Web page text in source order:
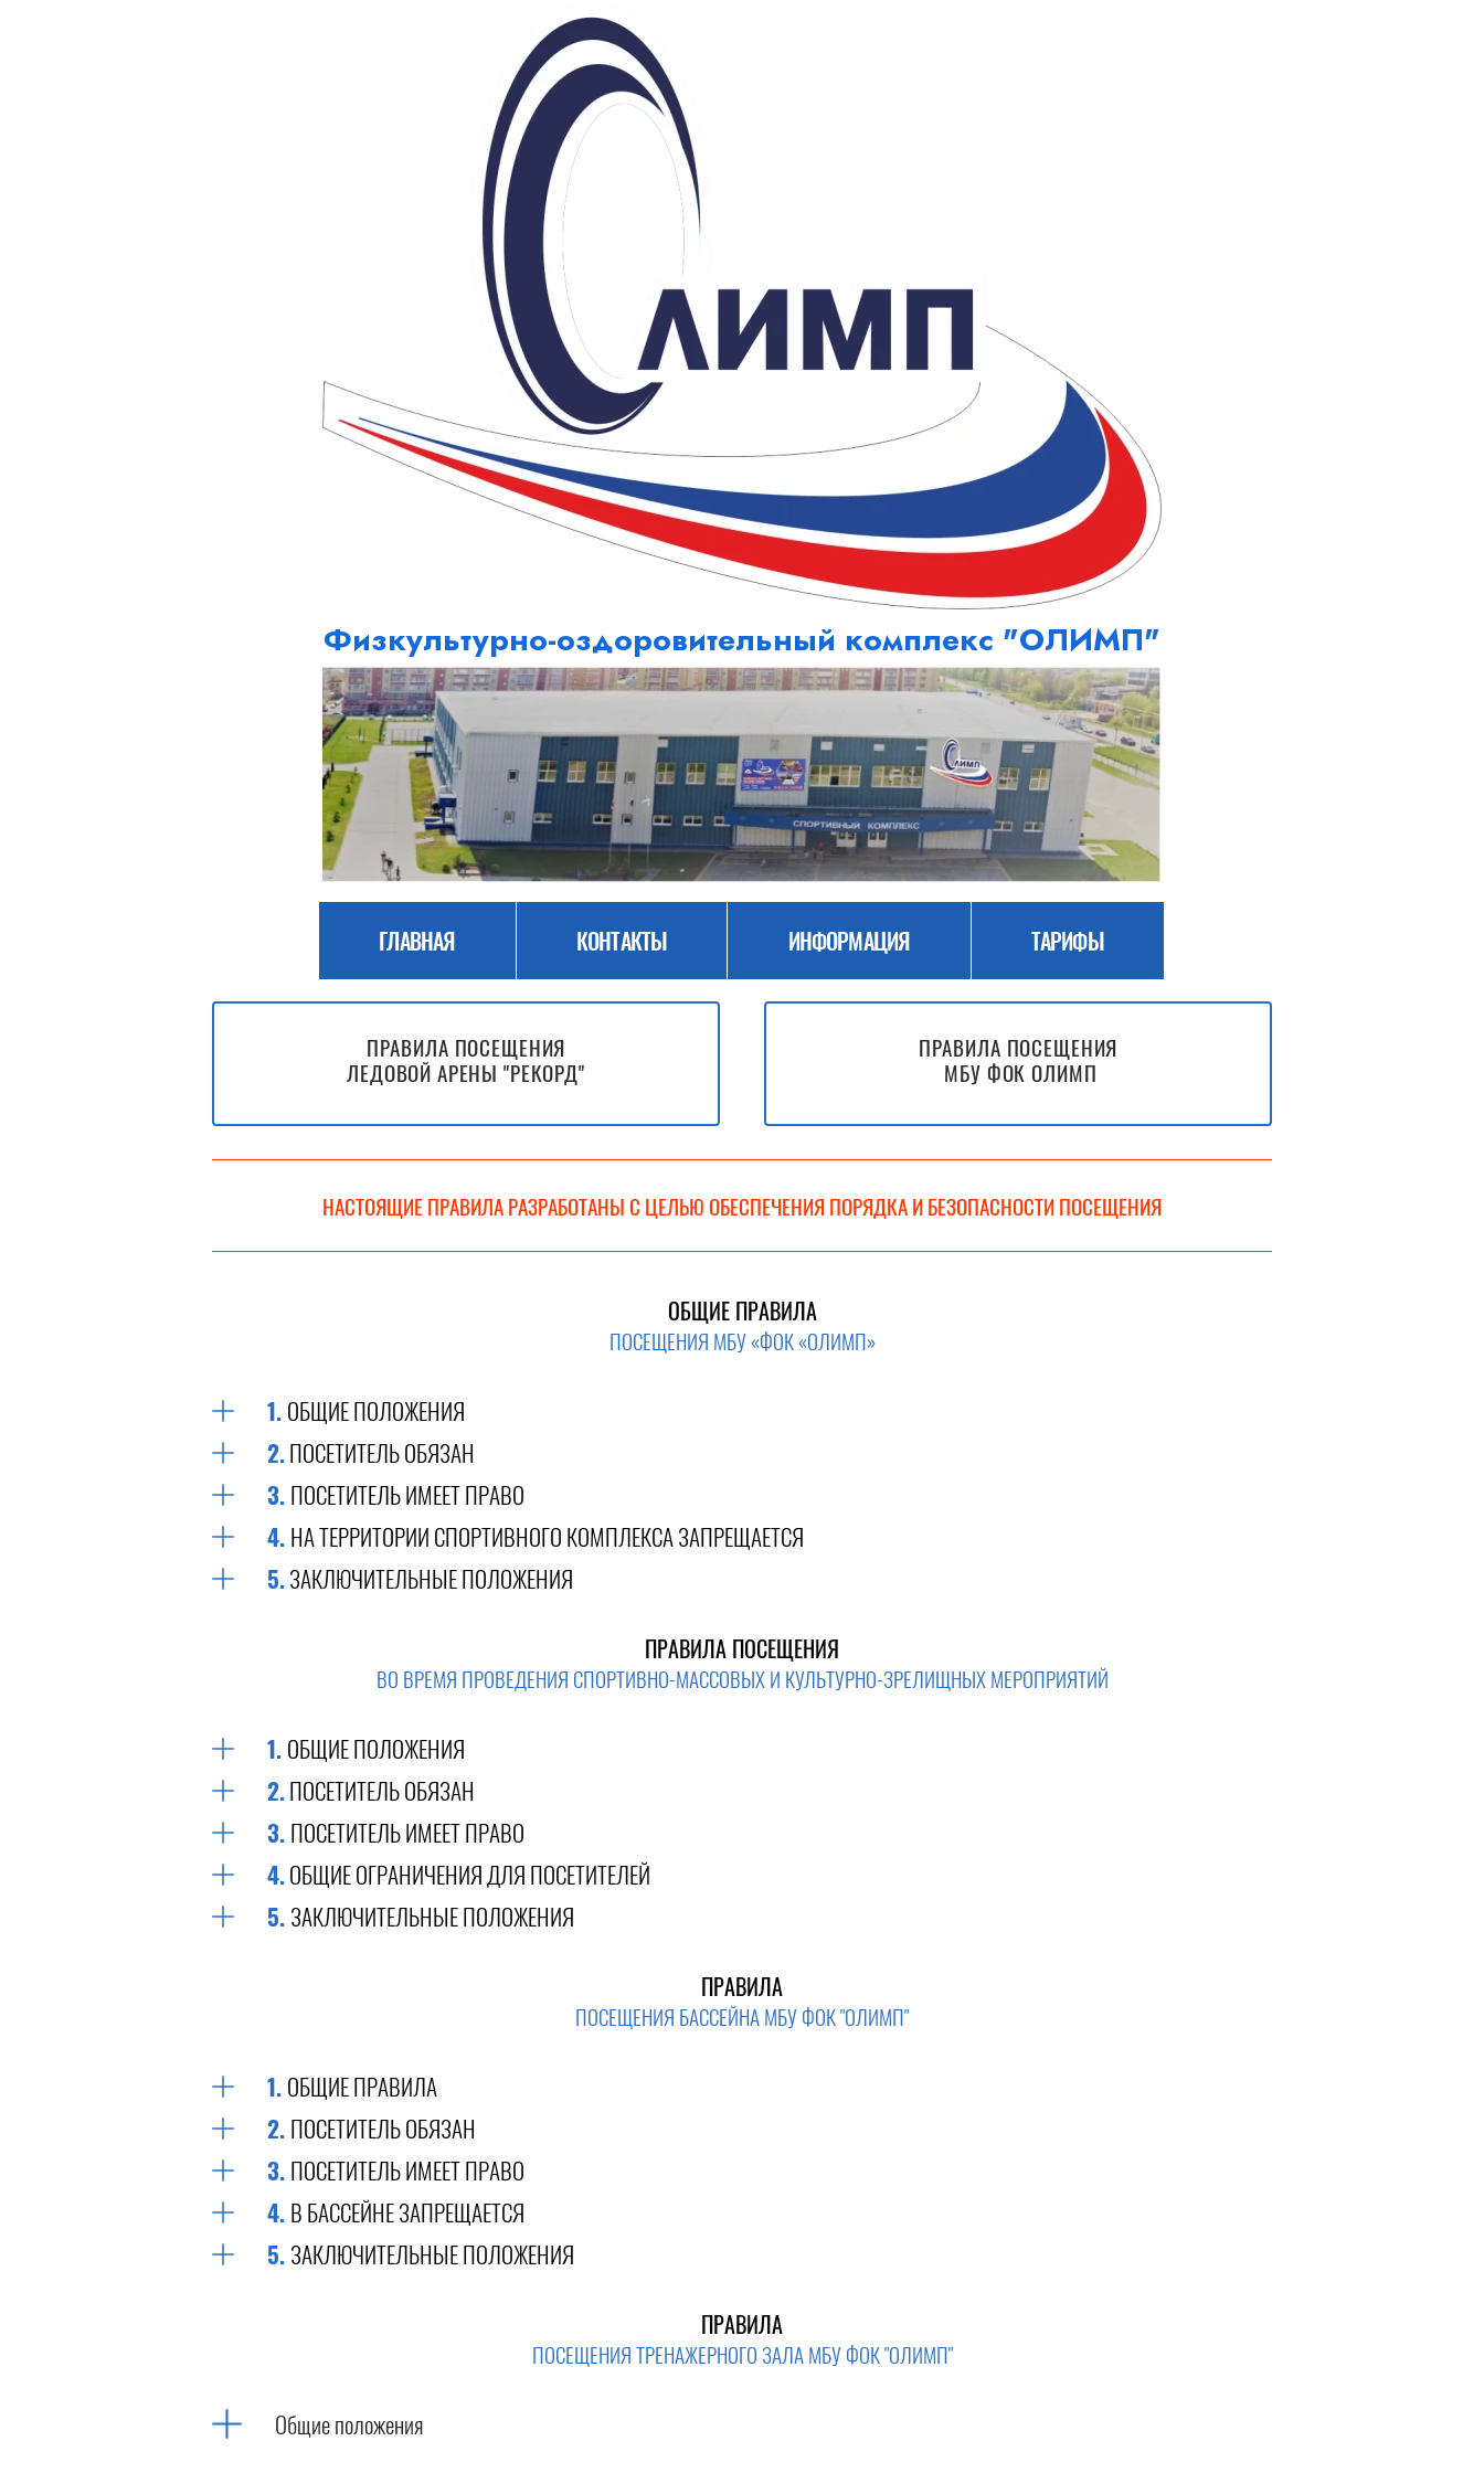
Физкультурно-оздоровительный комплекс "ОЛИМП"
ГЛАВНАЯ КОНТАКТЫ ИНФОРМАЦИЯ ТАРИФЫ
ПРАВИЛА ПОСЕЩЕНИЯ
ЛЕДОВОЙ АРЕНЫ "РЕКОРД"
ПРАВИЛА ПОСЕЩЕНИЯ
МБУ ФОК ОЛИМП
НАСТОЯЩИЕ ПРАВИЛА РАЗРАБОТАНЫ С ЦЕЛЬЮ ОБЕСПЕЧЕНИЯ ПОРЯДКА И БЕЗОПАСНОСТИ ПОСЕЩЕНИЯ
ОБЩИЕ ПРАВИЛА
ПОСЕЩЕНИЯ МБУ «ФОК «ОЛИМП»
1.ОБЩИЕ ПОЛОЖЕНИЯ
2.ПОСЕТИТЕЛЬ ОБЯЗАН
3.ПОСЕТИТЕЛЬ ИМЕЕТ ПРАВО
4.НА ТЕРРИТОРИИ СПОРТИВНОГО КОМПЛЕКСА ЗАПРЕЩАЕТСЯ
5.ЗАКЛЮЧИТЕЛЬНЫЕ ПОЛОЖЕНИЯ
ПРАВИЛА ПОСЕЩЕНИЯ
ВО ВРЕМЯ ПРОВЕДЕНИЯ СПОРТИВНО-МАССОВЫХ И КУЛЬТУРНО-ЗРЕЛИЩНЫХ МЕРОПРИЯТИЙ
1.ОБЩИЕ ПОЛОЖЕНИЯ
2.ПОСЕТИТЕЛЬ ОБЯЗАН
3.ПОСЕТИТЕЛЬ ИМЕЕТ ПРАВО
4.ОБЩИЕ ОГРАНИЧЕНИЯ ДЛЯ ПОСЕТИТЕЛЕЙ
5.ЗАКЛЮЧИТЕЛЬНЫЕ ПОЛОЖЕНИЯ
ПРАВИЛА
ПОСЕЩЕНИЯ БАССЕЙНА МБУ ФОК "ОЛИМП"
1.ОБЩИЕ ПРАВИЛА
2.ПОСЕТИТЕЛЬ ОБЯЗАН
3.ПОСЕТИТЕЛЬ ИМЕЕТ ПРАВО
4.В БАССЕЙНЕ ЗАПРЕЩАЕТСЯ
5.ЗАКЛЮЧИТЕЛЬНЫЕ ПОЛОЖЕНИЯ
ПРАВИЛА
ПОСЕЩЕНИЯ ТРЕНАЖЕРНОГО ЗАЛА МБУ ФОК "ОЛИМП"
Общие положения